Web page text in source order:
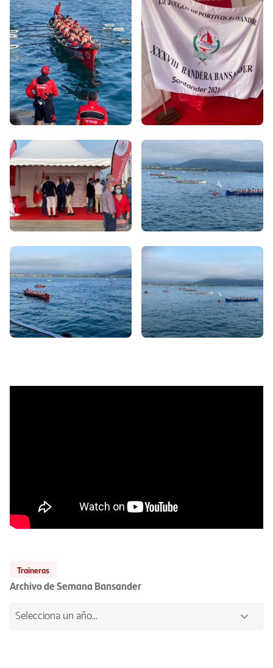
Traineras
Archivo de Semana Bansander